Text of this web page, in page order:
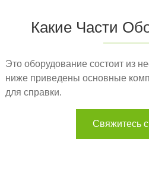
Какие Части
Это оборудование состоит из
ниже приведены основные
для справки.
Свяжитесь